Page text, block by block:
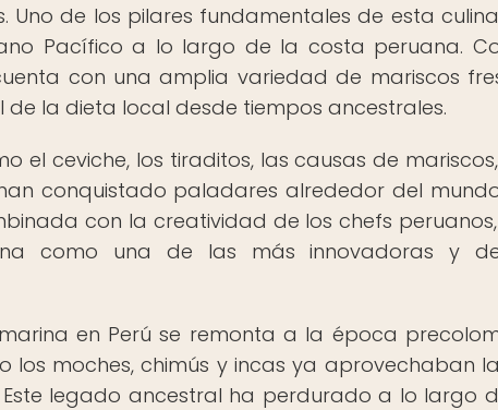
Uno de los pilares fundamentales de esta
Pacífico a lo largo de la costa peruana.
con una amplia variedad de mariscos
la dieta local desde tiempos ancestrales.
el ceviche, los tiraditos, las causas de
conquistado paladares alrededor del
con la creatividad de los chefs
como una de las más innovadoras y
en Perú se remonta a la época
los moches, chimús y incas ya aprovechaban
legado ancestral ha perdurado a lo largo